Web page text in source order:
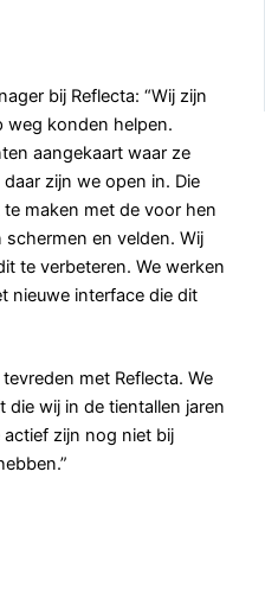
bij Reflecta: “Wij zijn
weg konden helpen.
aangekaart waar ze
zijn we open in. Die
maken met de voor hen
en velden. Wij
te verbeteren. We werken
nieuwe interface die dit
met Reflecta. We
die wij in de tientallen jaren
zijn nog niet bij